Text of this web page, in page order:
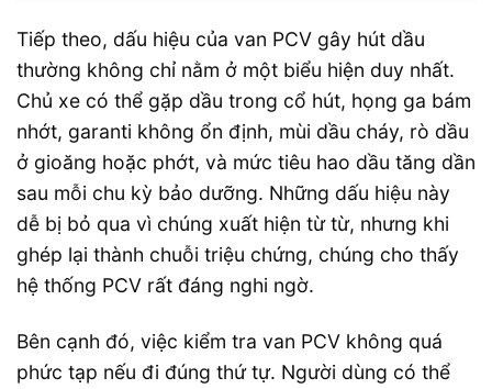
Tiếp theo, dấu hiệu của van PCV gây hút dầu
thường không chỉ nằm ở một biểu hiện duy nhất.
Chủ xe có thể gặp dầu trong cổ hút, họng ga bám
nhớt, garanti không ổn định, mùi dầu cháy, rò dầu
ở gioăng hoặc phớt, và mức tiêu hao dầu tăng dần
sau mỗi chu kỳ bảo dưỡng. Những dấu hiệu này
dễ bị bỏ qua vì chúng xuất hiện từ từ, nhưng khi
ghép lại thành chuỗi triệu chứng, chúng cho thấy
hệ thống PCV rất đáng nghi ngờ.
Bên cạnh đó, việc kiểm tra van PCV không quá
phức tạp nếu đi đúng thứ tự. Người dùng có thể